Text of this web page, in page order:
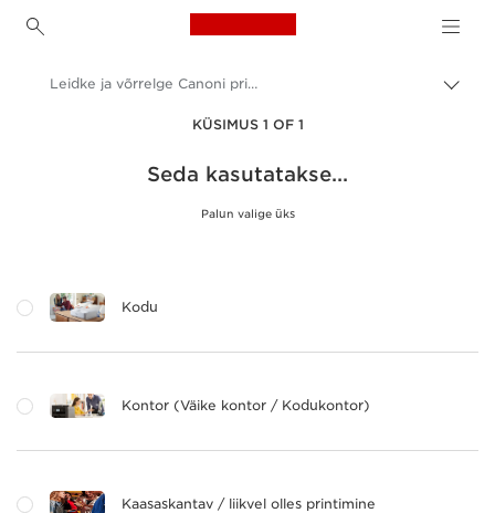
Canon Logo, back to
Lülita
Canoni printerid
Leidke ja võrrelge Canoni printereid koju ja kontorisse
KÜSIMUS 1 OF 1
Seda kasutatakse...
Palun valige üks
Kodu
Kontor (Väike kontor / Kodukontor)
Kaasaskantav / liikvel olles printimine